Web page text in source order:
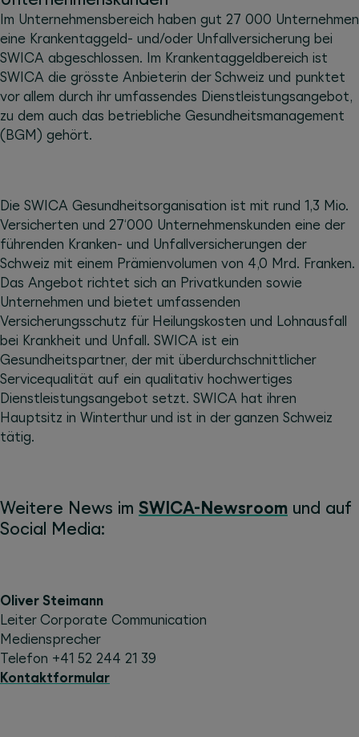
Im Unternehmensbereich haben gut 27 000 Unternehmen
eine Krankentaggeld- und/oder Unfallversicherung bei
SWICA abgeschlossen. Im Krankentaggeldbereich ist
SWICA die grösste Anbieterin der Schweiz und punktet
vor allem durch ihr umfassendes Dienstleistungsangebot,
zu dem auch das betriebliche Gesundheitsmanagement
(BGM) gehört.
Die SWICA Gesundheitsorganisation ist mit rund 1,3 Mio.
Versicherten und 27‘000 Unternehmenskunden eine der
führenden Kranken- und Unfallversicherungen der
Schweiz mit einem Prämienvolumen von 4,0 Mrd. Franken.
Das Angebot richtet sich an Privatkunden sowie
Unternehmen und bietet umfassenden
Versicherungsschutz für Heilungskosten und Lohnausfall
bei Krankheit und Unfall. SWICA ist ein
Gesundheitspartner, der mit überdurchschnittlicher
Servicequalität auf ein qualitativ hochwertiges
Dienstleistungsangebot setzt. SWICA hat ihren
Hauptsitz in Winterthur und ist in der ganzen Schweiz
tätig.
Weitere News im SWICA-Newsroom und auf
Social Media:
Oliver Steimann
Leiter Corporate Communication
Mediensprecher
Telefon +41 52 244 21 39
Kontaktformular